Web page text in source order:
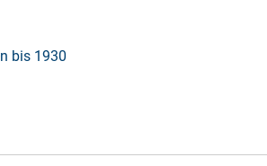
bis 1930